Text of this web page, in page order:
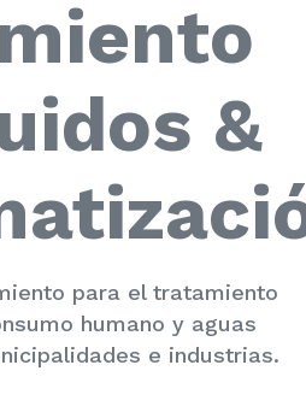
&
para el tratamiento
humano y aguas
e industrias.